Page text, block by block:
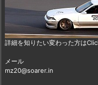
詳細を知りたい変わった方は
メール
mz20@soarer.in